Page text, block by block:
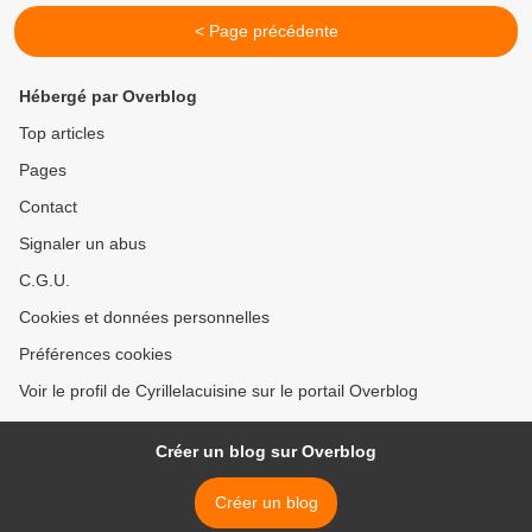
< Page précédente
Hébergé par Overblog
Top articles
Pages
Contact
Signaler un abus
C.G.U.
Cookies et données personnelles
Préférences cookies
Voir le profil de Cyrillelacuisine sur le portail Overblog
Créer un blog sur Overblog
Créer un blog